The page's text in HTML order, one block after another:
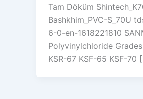
Tam Döküm
Bashkhim_PVC-S_70U
6-0-en-1618221810
Polyvinylchloride
KSR-67 KSF-65 KSF-70